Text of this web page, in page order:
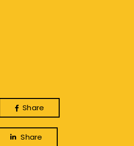
Share
Share